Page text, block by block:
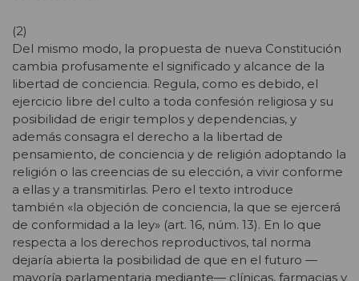
(2)
Del mismo modo, la propuesta de nueva Constitución
cambia profusamente el significado y alcance de la
libertad de conciencia. Regula, como es debido, el
ejercicio libre del culto a toda confesión religiosa y su
posibilidad de erigir templos y dependencias, y
además consagra el derecho a la libertad de
pensamiento, de conciencia y de religión adoptando la
religión o las creencias de su elección, a vivir conforme
a ellas y a transmitirlas. Pero el texto introduce
también «la objeción de conciencia, la que se ejercerá
de conformidad a la ley» (art. 16, núm. 13). En lo que
respecta a los derechos reproductivos, tal norma
dejaría abierta la posibilidad de que en el futuro —
mayoría parlamentaria mediante— clínicas, farmacias y